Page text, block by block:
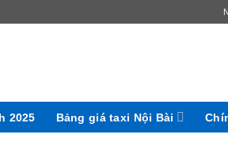
2025 Bảng giá taxi Nội Bài